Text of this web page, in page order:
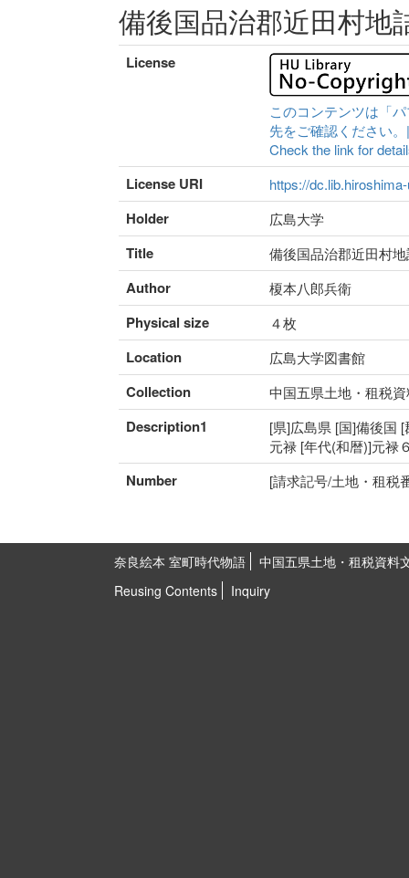
備後国品治郡近田村地
License
このコンテンツは「
先をご確認ください
Check the link for
License URI https://
Holder 広島大学
Title 備後国品治郡近田村
Author 榎本八郎兵衛
Physical size ４枚
Location 広島大学図書館
Collection 中国五県土地・租税
Description1
[県]広島県 [国]備後国
元禄 [年代(和暦)]元禄
Number [請求記号/土地・租税
奈良絵本 室町時代物語
中国五県土地・租税資料
Reusing Contents
Inquiry